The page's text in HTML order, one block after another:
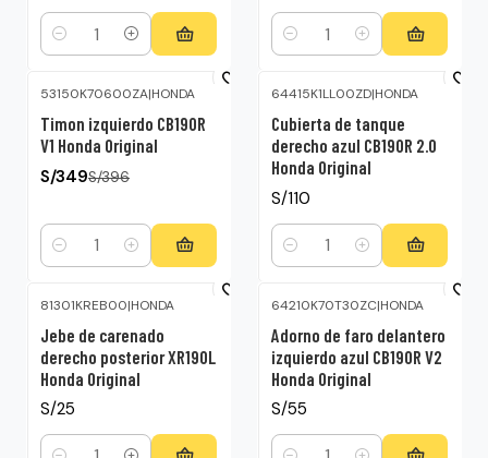
Cantidad Cantidad
53150K70600ZA|HONDA
Timon izquierdo CB190R
V1 Honda Original
S/349S/396
Cantidad
64415K1LL00ZD|HONDA
Cubierta de tanque
derecho azul CB190R 2.0
Honda Original
S/110
Cantidad
81301KREB00|HONDA
Jebe de carenado
derecho posterior XR190L
Honda Original
S/25
64210K70T30ZC|HONDA
Adorno de faro delantero
izquierdo azul CB190R V2
Honda Original
S/55